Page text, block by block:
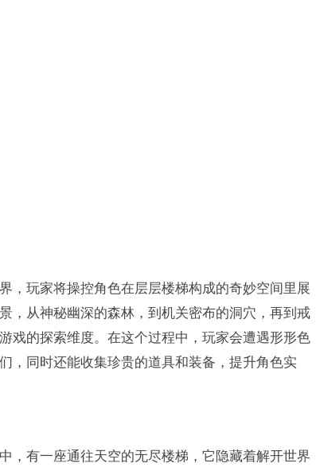
，玩家将操控角色在层层楼梯构成的奇妙空间里展
，从神秘幽深的森林，到机关密布的洞穴，再到戒
戏的探索维度。在这个过程中，玩家会遭遇形形色
，同时还能收集珍贵的道具和装备，提升角色实
，有一座通往天空的无尽楼梯，它隐藏着解开世界